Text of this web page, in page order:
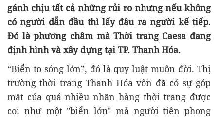
gánh chịu tất cả những rủi ro nhưng nếu không
có người dẫn đầu thì lấy đâu ra người kế tiếp.
Đó là phương châm mà Thời trang Caesa đang
định hình và xây dựng tại TP. Thanh Hóa.
“Biển to sóng lớn”, đó là quy luật muôn đời. Thị
trường thời trang Thanh Hóa vốn đã có sự góp
mặt của quá nhiều nhãn hàng thời trang được
coi như một "biển lớn" mà người tiên phong